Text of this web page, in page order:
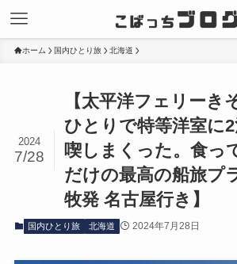
ホーム 国内ひとり旅 北海道
【太平洋フェリーき
ひとりで特等洋室に
喫しまくった。食っ
だけの最高の船旅プ
牧発 名古屋行き】
2024
7/28
国内ひとり旅 北海道 2024年7月28日